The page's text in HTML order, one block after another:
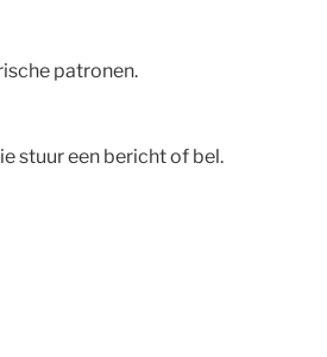
patronen.
stuur een bericht of bel.